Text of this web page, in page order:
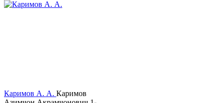
Каримов А. А. Каримов